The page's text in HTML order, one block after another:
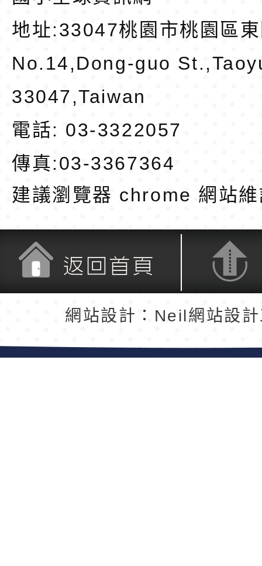
地址:33047桃園市桃園區
No.14,Dong-guo
33047,Taiwan
電話: 03-3322057
傳真:03-3367364
建議瀏覽器 chrome 網站
返回頂端
網站設計：Neil網站設